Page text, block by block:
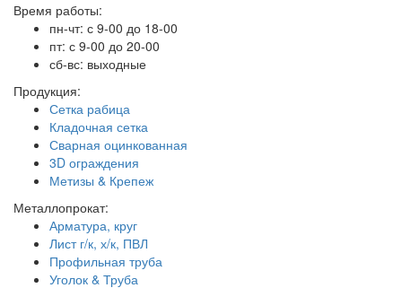
Время работы:
пн-чт: с 9-00 до 18-00
пт: с 9-00 до 20-00
сб-вс: выходные
Продукция:
Сетка рабица
Кладочная сетка
Сварная оцинкованная
3D ограждения
Метизы & Крепеж
Металлопрокат:
Арматура, круг
Лист г/к, х/к, ПВЛ
Профильная труба
Уголок & Труба